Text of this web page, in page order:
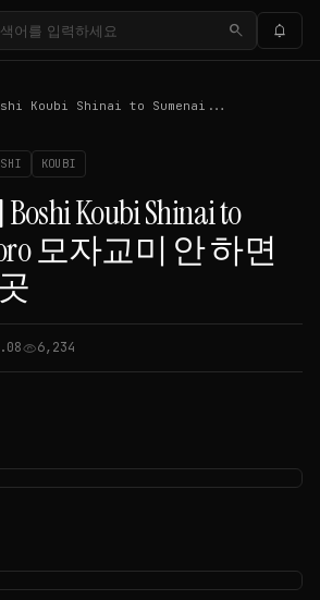
search notifications
Koubi Shinai to Sumenai...
KOUBI
Koubi Shinai to
모자교미 안 하면
visibility6,234